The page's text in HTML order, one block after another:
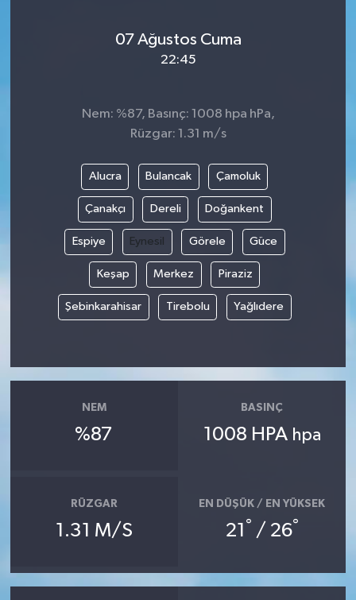
07 Ağustos Cuma
22:45
Nem: %87, Basınç: 1008 hpa hPa,
Rüzgar: 1.31 m/s
Alucra Bulancak Çamoluk
Çanakçı Dereli Doğankent
Espiye Eynesil Görele Güce
Keşap Merkez Piraziz
Şebinkarahisar Tirebolu Yağlıdere
NEM
%87
BASINÇ
1008 HPA hpa
RÜZGAR
1.31 M/S
EN DÜŞÜK / EN YÜKSEK
21 ° / 26°